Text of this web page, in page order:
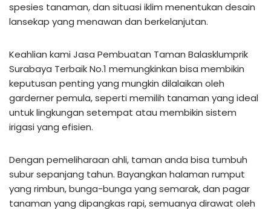
spesies tanaman, dan situasi iklim menentukan desain
lansekap yang menawan dan berkelanjutan.
Keahlian kami Jasa Pembuatan Taman Balasklumprik
Surabaya Terbaik No.1 memungkinkan bisa membikin
keputusan penting yang mungkin dilalaikan oleh
garderner pemula, seperti memilih tanaman yang ideal
untuk lingkungan setempat atau membikin sistem
irigasi yang efisien.
Dengan pemeliharaan ahli, taman anda bisa tumbuh
subur sepanjang tahun. Bayangkan halaman rumput
yang rimbun, bunga-bunga yang semarak, dan pagar
tanaman yang dipangkas rapi, semuanya dirawat oleh